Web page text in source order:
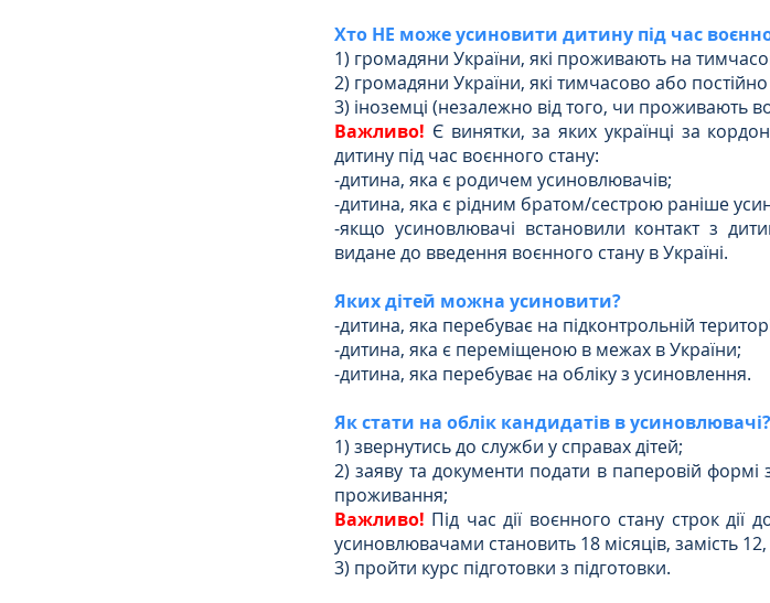
Хто НЕ може усиновити дитину під час
1) громадяни України, які проживають на
2) громадяни України, які тимчасово або
3) іноземці (незалежно від того, чи проживають
Важливо! Є винятки, за яких українці за
дитину під час воєнного стану:
-дитина, яка є родичем усиновлювачів;
-дитина, яка є рідним братом/сестрою раніше
-якщо усиновлювачі встановили контакт з
видане до введення воєнного стану в Україні.
Яких дітей можна усиновити?
-дитина, яка перебуває на підконтрольній
-дитина, яка є переміщеною в межах в України;
-дитина, яка перебуває на обліку з усиновлення.
Як стати на облік кандидатів в усиновлювачі?
1) звернутись до служби у справах дітей;
2) заяву та документи подати в паперовій
проживання;
Важливо! Під час дії воєнного стану строк дії
усиновлювачами становить 18 місяців, замість
3) пройти курс підготовки з підготовки.